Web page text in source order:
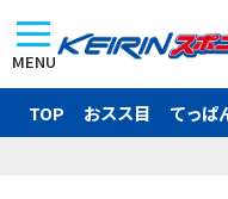
MENU
TOP おスス目 てっぱ